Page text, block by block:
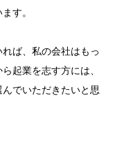
す。
ば、私の会社はもっ
起業を志す方には、
でいただきたいと思